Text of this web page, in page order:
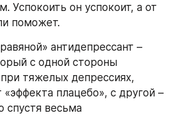
Успокоить он успокоит, а от
поможет.
антидепрессант –
с одной стороны
тяжелых депрессиях,
«эффекта плацебо», с другой –
спустя весьма